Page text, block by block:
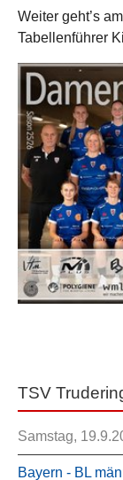
Weiter geht’s
Tabellenführer
TSV
Samstag,
Bayern - BL